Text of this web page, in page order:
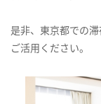
是非、東京都での
ご活用ください。